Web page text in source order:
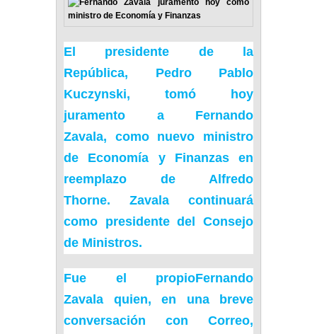
El presidente de la
República, Pedro Pablo
Kuczynski, tomó hoy
juramento a
Fernando
Zavala, como nuevo ministro
de Economía y Finanzas en
reemplazo de
Alfredo
Thorne. Zavala continuará
como presidente del Consejo
de Ministros.
Fue el propioFernando
Zavala
quien, en una breve
conversación con Correo,